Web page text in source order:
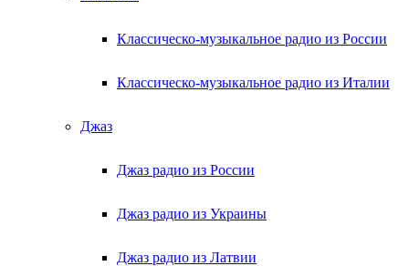
Классическо-музыкальное радио из России
Классическо-музыкальное радио из Италии
Джаз
Джаз радио из России
Джаз радио из Украины
Джаз радио из Латвии